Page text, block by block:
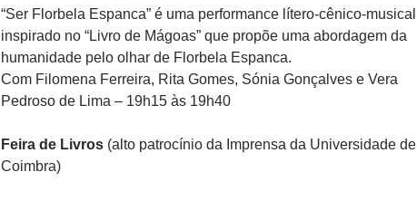
“Ser Florbela Espanca” é uma performance lítero-cênico-musical
inspirado no “Livro de Mágoas” que propõe uma abordagem da
humanidade pelo olhar de Florbela Espanca.
Com Filomena Ferreira, Rita Gomes, Sónia Gonçalves e Vera
Pedroso de Lima – 19h15 às 19h40
Feira de Livros (alto patrocínio da Imprensa da Universidade de
Coimbra)